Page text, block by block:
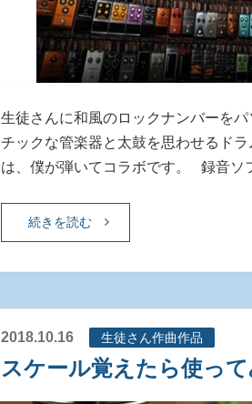
生徒さんに和風のロックナンバーを
チックな管楽器と太鼓を思わせるド
は、僕が弾いてコラボです。 録音ソ
続きを読む
2018.10.16 生徒さん作曲作品
スケール覚えたら使っ